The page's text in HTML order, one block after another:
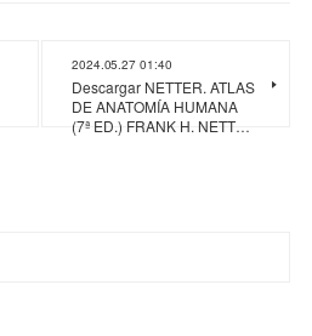
2024.05.27 01:40
Descargar NETTER. ATLAS
DE ANATOMÍA HUMANA
(7ª ED.) FRANK H. NETT…